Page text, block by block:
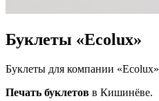
Буклеты «Ecolux»
Буклеты для компании «Ecolux»
Печать буклетов в Кишинёве.